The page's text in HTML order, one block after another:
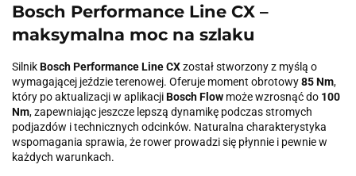
Bosch Performance Line CX –
maksymalna moc na szlaku
SilnikBosch Performance Line CXzostał stworzony z myślą o
wymagającej jeździe terenowej. Oferuje moment obrotowy85 Nm,
który po aktualizacji w aplikacjiBosch Flow może wzrosnąć do 100
Nm, zapewniając jeszcze lepszą dynamikę podczas stromych
podjazdów i technicznych odcinków. Naturalna charakterystyka
wspomagania sprawia, że rower prowadzi się płynnie i pewnie w
każdych warunkach.